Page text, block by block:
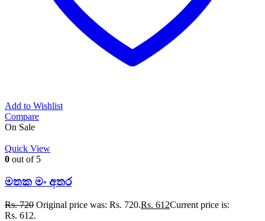
Add to Wishlist
Compare
On Sale
Quick View
0 out of 5
මතක මං අතර
Rs.720 Original price was: Rs. 720.Rs. 612Current price is:
Rs. 612.